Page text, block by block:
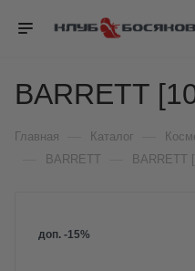
BARRETT
Главная Каталог
BARRETT BARRETT
доп. -15%